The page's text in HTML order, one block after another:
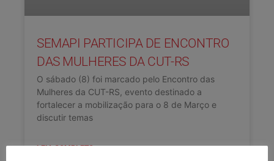
SEMAPI PARTICIPA DE ENCONTRO
DAS MULHERES DA CUT-RS
O sábado (8) foi marcado pelo Encontro das
Mulheres da CUT-RS, evento destinado a
fortalecer a mobilização para o 8 de Março e
discutir temas
LEIA COMPLETO »